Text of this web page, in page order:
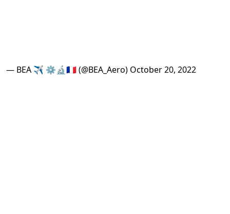
— BEA ✈️ ⚙️🔬🇫🇷 (@BEA_Aero) October 20, 2022